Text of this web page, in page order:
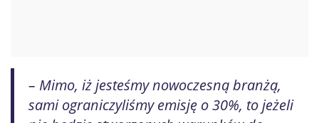
– Mimo, iż jesteśmy nowoczesną branżą,
sami ograniczyliśmy emisję o 30%, to jeżeli